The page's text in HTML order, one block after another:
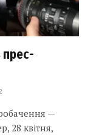
прес-
—
28 квітня,